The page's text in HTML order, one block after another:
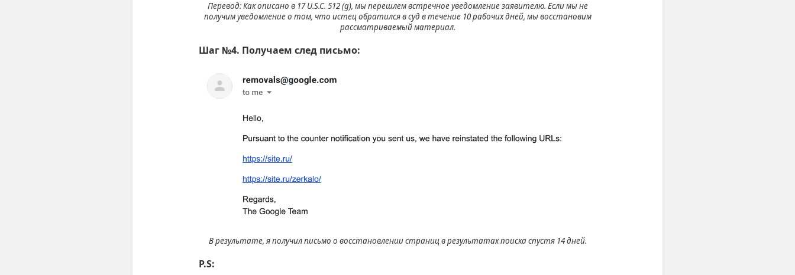
Перевод: Как описано в 17 U.S.C. 512 (g), мы перешлем встречное уведомление заявителю. Если мы не
получим уведомление о том, что истец обратился в суд в течение 10 рабочих дней, мы восстановим
рассматриваемый материал.
Шаг №4. Получаем след письмо:
В результате, я получил письмо о восстановлении страниц в результатах поиска спустя 14 дней.
P.S: